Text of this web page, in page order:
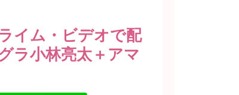
イム・ビデオで配
ラ小林亮太＋アマ